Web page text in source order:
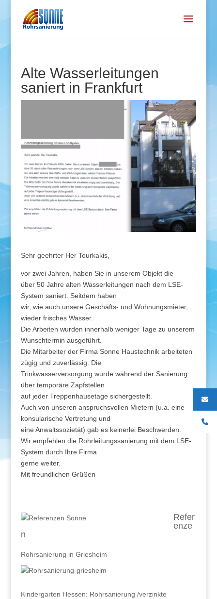
Alte Wasserleitungen
saniert in Frankfurt
Sehr geehrter Her Tourkakis,
vor zwei Jahren, haben Sie in unserem Objekt die
über 50 Jahre alten Wasserleitungen nach dem LSE-
System saniert. Seitdem haben
wir, wie auch unsere Geschäfts- und Wohnungsmieter,
wieder frisches Wasser.
Die Arbeiten wurden innerhalb weniger Tage zu unserem
Wunschtermin ausgeführt.
Die Mitarbeiter der Firma Sonne Haustechnik arbeiteten
zügig und zuverlässig. Die
Trinkwasserversorgung wurde während der Sanierung
über temporäre Zapfstellen
auf jeder Treppenhausetage sichergestellt.
Auch von unseren anspruchsvollen Mietern (u.a. eine
konsularische Vertretung und
eine Anwaltssozietät) gab es keinerlei Beschwerden.
Wir empfehlen die Rohrleitungssanierung mit dem LSE-
System durch Ihre Firma
gerne weiter.
Mit freundlichen Grüßen
Refer
enze
n
Rohrsanierung in Griesheim
Kindergarten Hessen: Rohrsanierung /verzinkte